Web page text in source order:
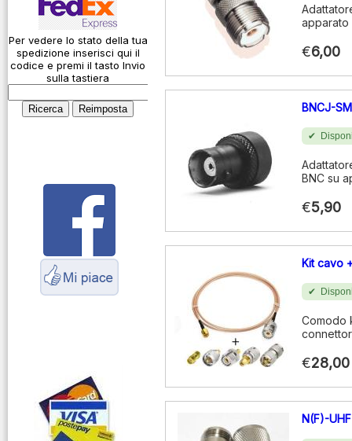
Come si usa un
cavo
Connessioni
microfoniche
Cosa è l' ADS-B
antenne e cavi
Servizio
Radioelettrico
Per vedere lo stato della tua
spedizione inserisci qui il
codice e premi il tasto Invio
sulla tastiera
apparato
€6,00
BNCJ-
BNC su
€5,90
Kit cavo
Comodo
€28,00
N(F)-